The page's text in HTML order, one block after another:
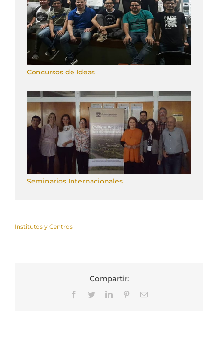
Concursos de Ideas
Seminarios Internacionales
Institutos y Centros
Compartir:
Facebook
TwitterLinkedInPinterestCorreo